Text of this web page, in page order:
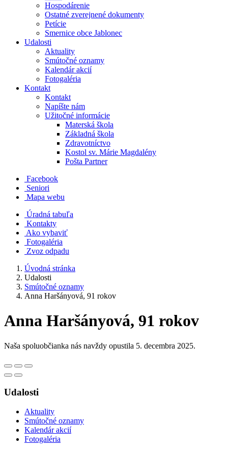
Hospodárenie
Ostatné zverejnené dokumenty
Petície
Smernice obce Jablonec
Udalosti
Aktuality
Smútočné oznamy
Kalendár akcií
Fotogaléria
Kontakt
Kontakt
Napíšte nám
Užitočné informácie
Materská škola
Základná škola
Zdravotníctvo
Kostol sv. Márie Magdalény
Pošta Partner
Facebook
Seniori
Mapa webu
Úradná tabuľa
Kontakty
Ako vybaviť
Fotogaléria
Zvoz odpadu
Úvodná stránka
Udalosti
Smútočné oznamy
Anna Haršányová, 91 rokov
Anna Haršányová, 91 rokov
Naša spoluobčianka nás navždy opustila 5. decembra 2025.
Udalosti
Aktuality
Smútočné oznamy
Kalendár akcií
Fotogaléria